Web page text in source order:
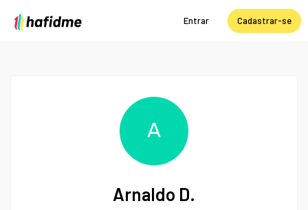
Entrar Cadastrar-se
A
Arnaldo D.